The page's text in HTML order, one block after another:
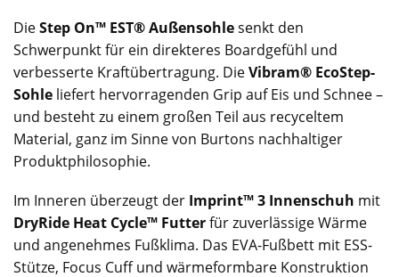
DieStep On™ EST® Außensohlesenkt den
Schwerpunkt für ein direkteres Boardgefühl und
verbesserte Kraftübertragung. DieVibram® EcoStep-
Sohle liefert hervorragenden Grip auf Eis und Schnee –
und besteht zu einem großen Teil aus recyceltem
Material, ganz im Sinne von Burtons nachhaltiger
Produktphilosophie.
Im Inneren überzeugt der Imprint™ 3 Innenschuh mit
DryRide Heat Cycle™ Futterfür zuverlässige Wärme
und angenehmes Fußklima. Das EVA-Fußbett mit ESS-
Stütze, Focus Cuff und wärmeformbare Konstruktion